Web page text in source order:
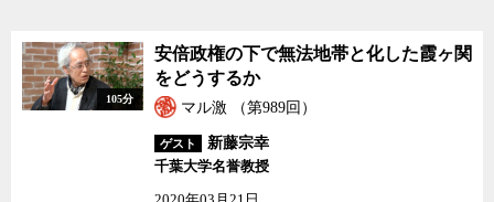
しかも、野田政権を引き継いだ安倍政権は、原子力産業と縁の薄
い残る2人の委員を僅か2年で交代させ、代わりに原子力産業の重鎮
を新たに委員に任命するなど、委員会は当初の「独立」や「中立
性」とはほど遠いものへと変質していってしまった。
105分
安倍政権の下で無法地帯と化した霞ヶ関
をどうするか
マル激 （第989回）
ゲスト
新藤宗幸
千葉大学名誉教授